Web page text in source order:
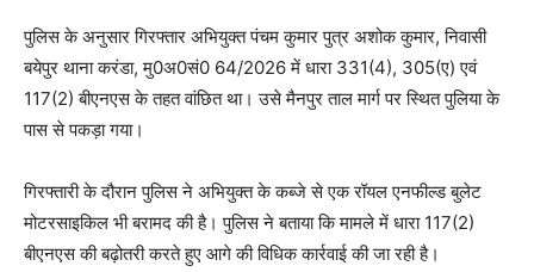
पुलिस के अनुसार गिरफ्तार अभियुक्त पंचम कुमार पुत्र अशोक कुमार, निवासी
बयेपुर थाना करंडा, मु0अ0सं0 64/2026 में धारा 331(4), 305(ए) एवं
117(2) बीएनएस के तहत वांछित था। उसे मैनपुर ताल मार्ग पर स्थित पुलिया के
पास से पकड़ा गया।
गिरफ्तारी के दौरान पुलिस ने अभियुक्त के कब्जे से एक रॉयल एनफील्ड बुलेट
मोटरसाइकिल भी बरामद की है। पुलिस ने बताया कि मामले में धारा 117(2)
बीएनएस की बढ़ोतरी करते हुए आगे की विधिक कार्रवाई की जा रही है।